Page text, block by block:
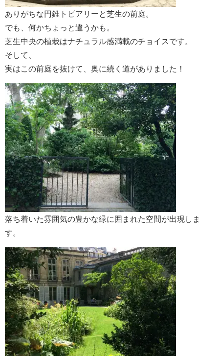
ありがちな円錐トピアリーと芝生の前庭。
でも、何かちょっと違うかも。
芝生中央の植栽はナチュラル感満載のチョイスです。
そして、
実はこの前庭を抜けて、奥に続く道がありました！
落ち着いた雰囲気の豊かな緑に囲まれた空間が出現しま
す。